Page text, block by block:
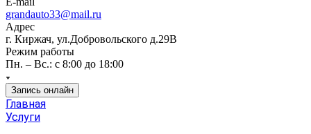
grandauto33@mail.ru
Адрес
г. Киржач, ул.Добровольского д.29В
Режим работы
Пн. – Вс.: с 8:00 до 18:00
Запись онлайн
Главная
Услуги